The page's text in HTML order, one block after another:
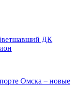
ДК
Омска – новые